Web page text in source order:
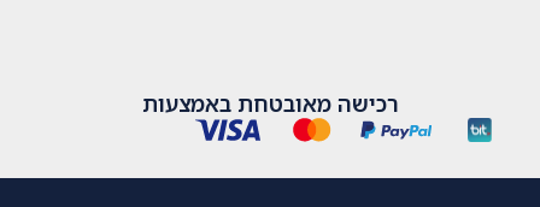
רכישה מאובטחת באמצעות